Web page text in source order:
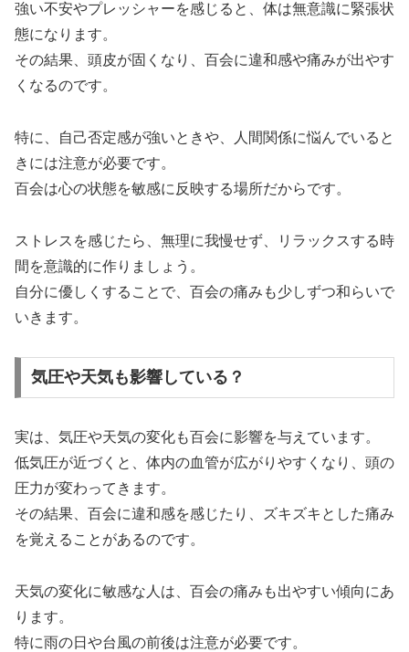
強い不安やプレッシャーを感じると、体は無意識に緊張状
態になります。
その結果、頭皮が固くなり、百会に違和感や痛みが出やす
くなるのです。
特に、自己否定感が強いときや、人間関係に悩んでいると
きには注意が必要です。
百会は心の状態を敏感に反映する場所だからです。
ストレスを感じたら、無理に我慢せず、リラックスする時
間を意識的に作りましょう。
自分に優しくすることで、百会の痛みも少しずつ和らいで
いきます。
気圧や天気も影響している？
実は、気圧や天気の変化も百会に影響を与えています。
低気圧が近づくと、体内の血管が広がりやすくなり、頭の
圧力が変わってきます。
その結果、百会に違和感を感じたり、ズキズキとした痛み
を覚えることがあるのです。
天気の変化に敏感な人は、百会の痛みも出やすい傾向にあ
ります。
特に雨の日や台風の前後は注意が必要です。